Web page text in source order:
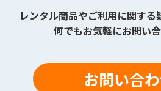
レンタル商品やご利用に関す
何でもお気軽にお問い
お問い合